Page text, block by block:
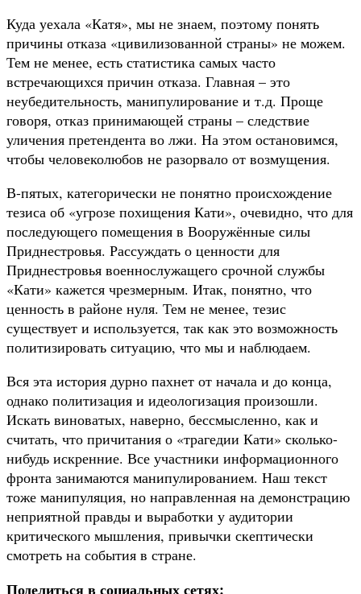
Куда уехала «Катя», мы не знаем, поэтому понять
причины отказа «цивилизованной страны» не можем.
Тем не менее, есть статистика самых часто
встречающихся причин отказа. Главная – это
неубедительность, манипулирование и т.д. Проще
говоря, отказ принимающей страны – следствие
уличения претендента во лжи. На этом остановимся,
чтобы человеколюбов не разорвало от возмущения.
В-пятых, категорически не понятно происхождение
тезиса об «угрозе похищения Кати», очевидно, что для
последующего помещения в Вооружённые силы
Приднестровья. Рассуждать о ценности для
Приднестровья военнослужащего срочной службы
«Кати» кажется чрезмерным. Итак, понятно, что
ценность в районе нуля. Тем не менее, тезис
существует и используется, так как это возможность
политизировать ситуацию, что мы и наблюдаем.
Вся эта история дурно пахнет от начала и до конца,
однако политизация и идеологизация произошли.
Искать виноватых, наверно, бессмысленно, как и
считать, что причитания о «трагедии Кати» сколько-
нибудь искренние. Все участники информационного
фронта занимаются манипулированием. Наш текст
тоже манипуляция, но направленная на демонстрацию
неприятной правды и выработки у аудитории
критического мышления, привычки скептически
смотреть на события в стране.
Поделиться в социальных сетях: